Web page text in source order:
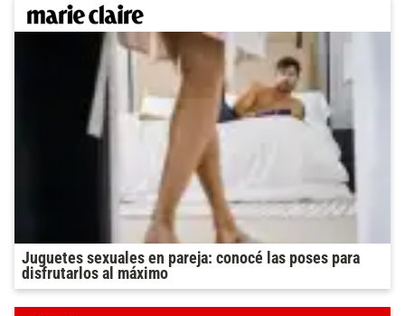
Juguetes sexuales en pareja: conocé las poses para
disfrutarlos al máximo